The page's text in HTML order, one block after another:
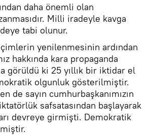
daha önemli olan
Milli iradeyle kavga
tabi olunur.
yenilenmesinin ardından
hakkında kara propaganda
görüldü ki 25 yıllık bir iktidar el
olgunluk gösterilmiştir.
de sayın cumhurbaşkanımızın
safsatasından başlayarak
devreye girmişti. Demokratik